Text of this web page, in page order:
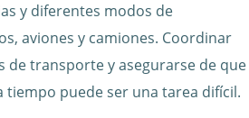
y diferentes modos de
aviones y camiones. Coordinar
de transporte y asegurarse de que
tiempo puede ser una tarea difícil.